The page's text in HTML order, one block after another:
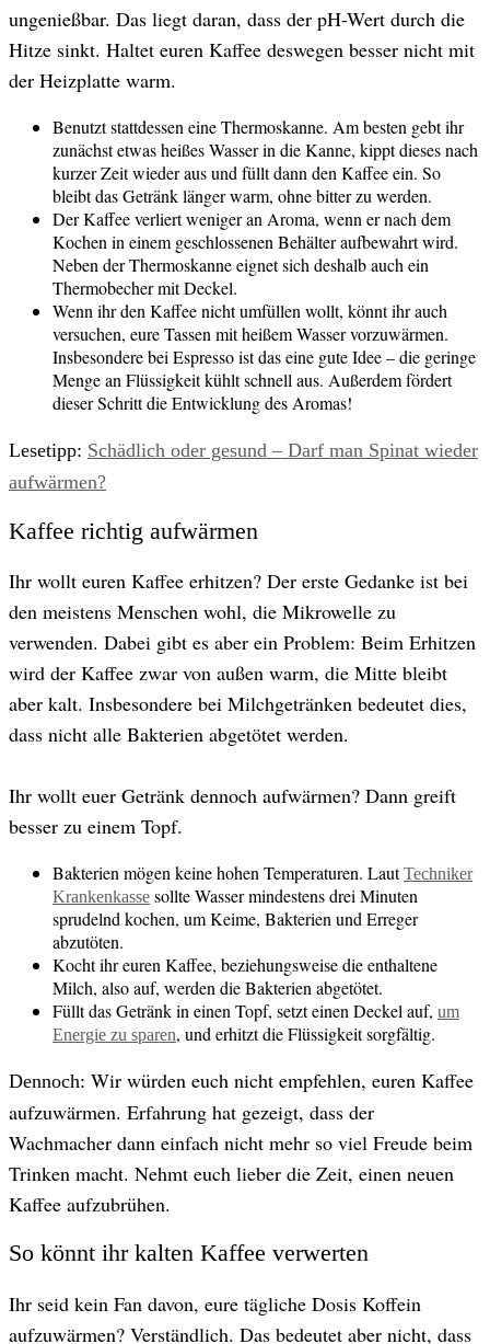
ungenießbar. Das liegt daran, dass der pH-Wert durch die
Hitze sinkt. Haltet euren Kaffee deswegen besser nicht mit
der Heizplatte warm.
Benutzt stattdessen eine Thermoskanne. Am besten gebt ihr
zunächst etwas heißes Wasser in die Kanne, kippt dieses nach
kurzer Zeit wieder aus und füllt dann den Kaffee ein. So
bleibt das Getränk länger warm, ohne bitter zu werden.
Der Kaffee verliert weniger an Aroma, wenn er nach dem
Kochen in einem geschlossenen Behälter aufbewahrt wird.
Neben der Thermoskanne eignet sich deshalb auch ein
Thermobecher mit Deckel.
Wenn ihr den Kaffee nicht umfüllen wollt, könnt ihr auch
versuchen, eure Tassen mit heißem Wasser vorzuwärmen.
Insbesondere bei Espresso ist das eine gute Idee – die geringe
Menge an Flüssigkeit kühlt schnell aus. Außerdem fördert
dieser Schritt die Entwicklung des Aromas!
Lesetipp: Schädlich oder gesund – Darf man Spinat wieder
aufwärmen?
Kaffee richtig aufwärmen
Ihr wollt euren Kaffee erhitzen? Der erste Gedanke ist bei
den meistens Menschen wohl, die Mikrowelle zu
verwenden. Dabei gibt es aber ein Problem: Beim Erhitzen
wird der Kaffee zwar von außen warm, die Mitte bleibt
aber kalt. Insbesondere bei Milchgetränken bedeutet dies,
dass nicht alle Bakterien abgetötet werden.
Ihr wollt euer Getränk dennoch aufwärmen? Dann greift
besser zu einem Topf.
Bakterien mögen keine hohen Temperaturen. LautTechniker
Krankenkasse sollte Wasser mindestens drei Minuten
sprudelnd kochen, um Keime, Bakterien und Erreger
abzutöten.
Kocht ihr euren Kaffee, beziehungsweise die enthaltene
Milch, also auf, werden die Bakterien abgetötet.
Füllt das Getränk in einen Topf, setzt einen Deckel auf, um
Energie zu sparen, und erhitzt die Flüssigkeit sorgfältig.
Dennoch: Wir würden euch nicht empfehlen, euren Kaffee
aufzuwärmen. Erfahrung hat gezeigt, dass der
Wachmacher dann einfach nicht mehr so viel Freude beim
Trinken macht. Nehmt euch lieber die Zeit, einen neuen
Kaffee aufzubrühen.
So könnt ihr kalten Kaffee verwerten
Ihr seid kein Fan davon, eure tägliche Dosis Koffein
aufzuwärmen? Verständlich. Das bedeutet aber nicht, dass